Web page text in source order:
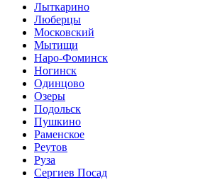
Лыткарино
Люберцы
Московский
Мытищи
Наро-Фоминск
Ногинск
Одинцово
Озеры
Подольск
Пушкино
Раменское
Реутов
Руза
Сергиев Посад